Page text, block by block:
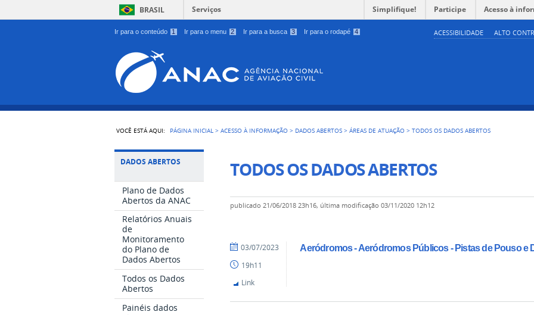
Ir para o conteúdo 1 Ir para o menu 2 Ir para a busca 3 Ir para o rodapé 4 ACESSIBILIDADE ALTO
BRASIL Serviços Simplifique! Participe Acesso à
VOCÊ ESTÁ AQUI: PÁGINA INICIAL >ACESSO À INFORMAÇÃO > DADOS ABERTOS >ÁREAS DE ATUAÇÃO >TODOS OS DADOS ABERTOS
DADOS ABERTOS
Plano de Dados
Abertos da ANAC
Relatórios Anuais
de
Monitoramento
do Plano de
Dados Abertos
Todos os Dados
Abertos
Painéis dados
TODOS OS DADOS ABERTOS
publicado 21/06/2018 23h16, última modificação 03/11/2020 12h12
Aeródromos - Aeródromos Públicos - Pistas de Pouso e
03/07/2023
19h11
Link